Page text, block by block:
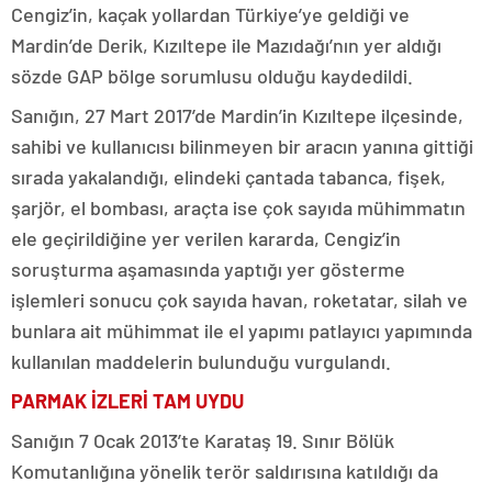
Cengiz’in, kaçak yollardan Türkiye’ye geldiği ve
Mardin’de Derik, Kızıltepe ile Mazıdağı’nın yer aldığı
sözde GAP bölge sorumlusu olduğu kaydedildi.
Sanığın, 27 Mart 2017’de Mardin’in Kızıltepe ilçesinde,
sahibi ve kullanıcısı bilinmeyen bir aracın yanına gittiği
sırada yakalandığı, elindeki çantada tabanca, fişek,
şarjör, el bombası, araçta ise çok sayıda mühimmatın
ele geçirildiğine yer verilen kararda, Cengiz’in
soruşturma aşamasında yaptığı yer gösterme
işlemleri sonucu çok sayıda havan, roketatar, silah ve
bunlara ait mühimmat ile el yapımı patlayıcı yapımında
kullanılan maddelerin bulunduğu vurgulandı.
PARMAK İZLERİ TAM UYDU
Sanığın 7 Ocak 2013’te Karataş 19. Sınır Bölük
Komutanlığına yönelik terör saldırısına katıldığı da